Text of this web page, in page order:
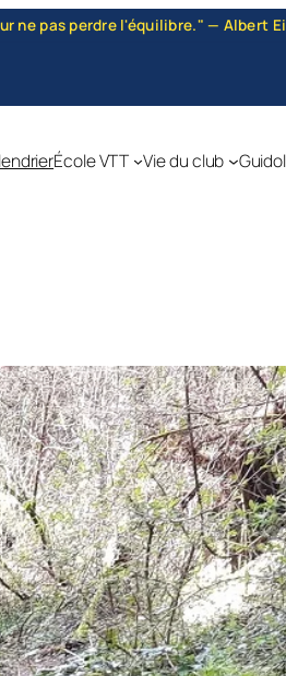
— Albert Einstein —
École VTT Vie du club